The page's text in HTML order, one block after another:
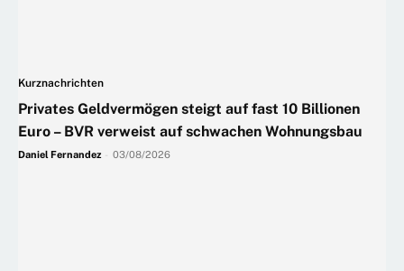
Kurznachrichten
Privates Geldvermögen steigt auf fast 10 Billionen
Euro – BVR verweist auf schwachen Wohnungsbau
Daniel Fernandez 03/08/2026